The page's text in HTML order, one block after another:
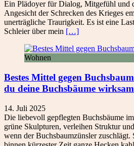
Ein Plädoyer für Dialog, Mitgefühl und
Angesicht der Schrecken des Krieges
unerträgliche Traurigkeit. Es ist eine
Schleier über mein […]
Wohnen
Bestes Mittel gegen
du deine Buchsbäume wirksam
14. Juli 2025
Die liebevoll gepflegten Buchsbäume
grüne Skulpturen, verleihen Struktur
wenn der Buchsbaumzünsler zuschlägt.